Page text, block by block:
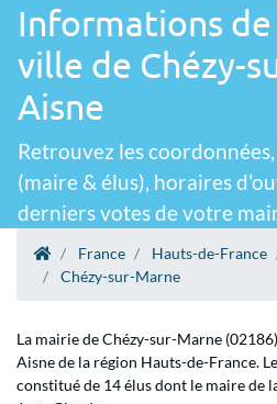
Informations
ville de Chézy-
Aisne
Retrouvez les
(maire & élus), horaires
derniers votes de votre
France Hauts-de-France
Chézy-sur-Marne
La mairie de Chézy-sur-Marne
Aisne de la région Hauts-de-France.
constitué de 14 élus dont le maire de